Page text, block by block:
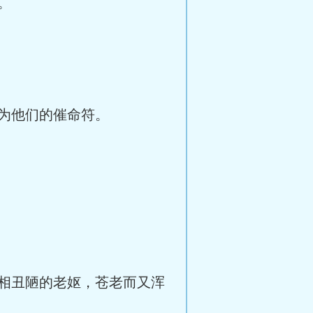
们的催命符。
陋的老妪，苍老而又浑